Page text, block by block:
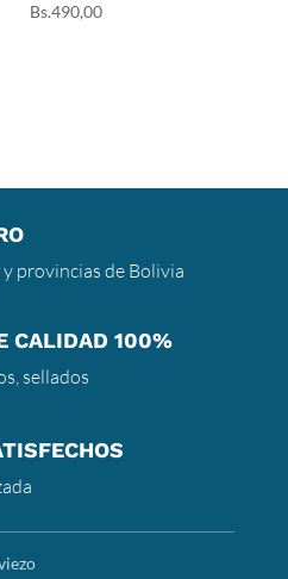
Bs.490,00
provincias de Bolivia
CALIDAD 100%
sellados